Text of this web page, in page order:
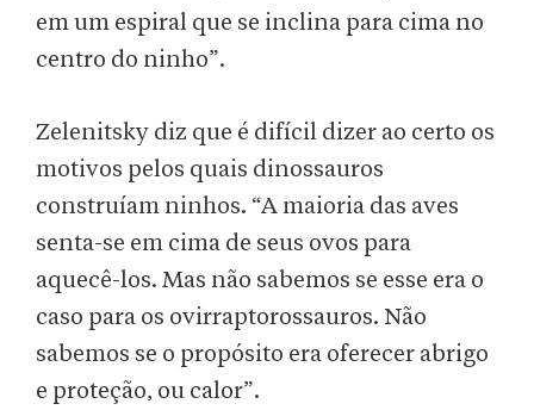
em um espiral que se inclina para cima no
centro do ninho”.
Zelenitsky diz que é difícil dizer ao certo os
motivos pelos quais dinossauros
construíam ninhos. “A maioria das aves
senta-se em cima de seus ovos para
aquecê-los. Mas não sabemos se esse era o
caso para os ovirraptorossauros. Não
sabemos se o propósito era oferecer abrigo
e proteção, ou calor”.